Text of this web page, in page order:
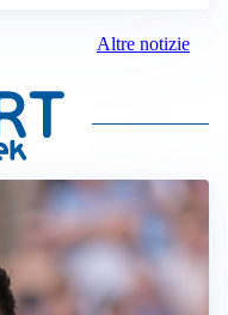
Altre notizie